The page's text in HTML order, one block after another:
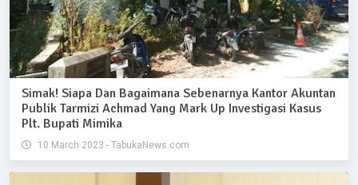
Simak! Siapa Dan Bagaimana Sebenarnya Kantor Akuntan
Publik Tarmizi Achmad Yang Mark Up Investigasi Kasus
Plt. Bupati Mimika
10 March 2023 - TabukaNews.com